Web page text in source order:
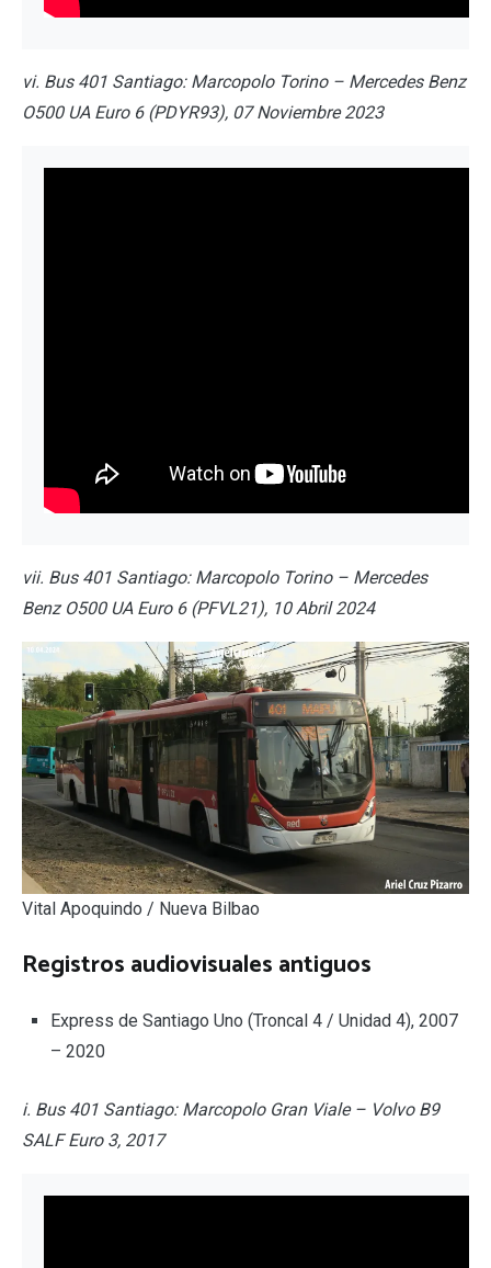
vi. Bus 401 Santiago: Marcopolo Torino – Mercedes Benz
O500 UA Euro 6 (PDYR93), 07 Noviembre 2023
vii. Bus 401 Santiago: Marcopolo Torino – Mercedes
Benz O500 UA Euro 6 (PFVL21), 10 Abril 2024
Vital Apoquindo / Nueva Bilbao
Registros audiovisuales antiguos
Express de Santiago Uno (Troncal 4 / Unidad 4), 2007
– 2020
i. Bus 401 Santiago: Marcopolo Gran Viale – Volvo B9
SALF Euro 3, 2017